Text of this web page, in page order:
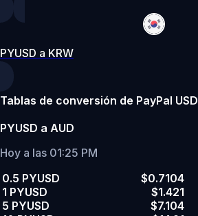
PYUSD a KRW
Tablas de conversión de PayPal USD
PYUSD a AUD
Hoy a las 01:25 PM
0.5 PYUSD
$0.7104
1 PYUSD
$1.421
5 PYUSD
$7.104